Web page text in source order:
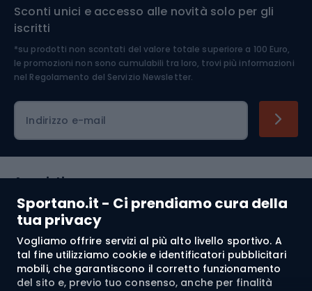
Sportano.it - Ci prendiamo cura della
tua privacy
Vogliamo offrire servizi al più alto livello sportivo. A
tal fine utilizziamo cookie e identificatori pubblicitari
mobili, che garantiscono il corretto funzionamento
del sito e, previo tuo consenso, anche per finalità
Medicina dello sport
Abbigliamento ciclistico
Sconti unici e accesso alle novità solo per gli
iscritti
*su prodotti non scontati del valore totale superiore a 100 Euro,
le promozioni non sono cumulabili tra loro, trovi più informazioni
nel Regolamento del Servizio Newsletter.
Indirizzo e-mail
Acquisti
Servizio clienti
Regolamento
Chi siamo